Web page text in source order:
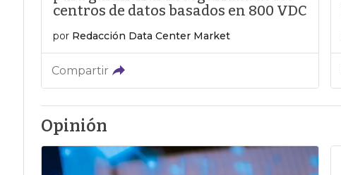
centros de datos basados en 800 VDC
por Redacción Data Center Market
Compartir
Opinión